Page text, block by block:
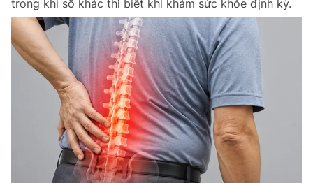
Đọc Thanh Niên trên điện thoại
Theo dõi báo trên
0906 645 777
Liên hệ quảng cáo
0908 780 404
trong khi số khác thì biết khi khám sức khỏe định kỳ.